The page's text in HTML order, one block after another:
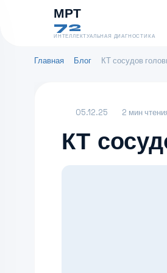
МРТ
72
ИНТЕЛЛЕКТУАЛЬНАЯ ДИАГНОСТИКА
Главная Блог КТ сосудов
05.12.25 2 мин
КТ